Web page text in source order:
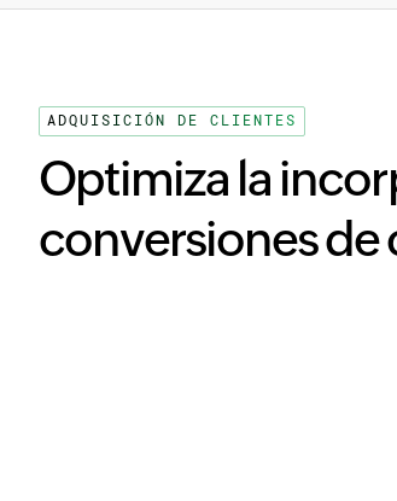
ADQUISICIÓN DE CLIENTES
Optimiza la
conversiones de